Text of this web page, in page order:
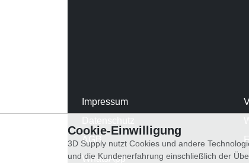
Impressum
AGB
WhatsApp
Cookie-Einwilligung
3D Supply nutzt Cookies und andere
und die Kundenerfahrung einschließlich der